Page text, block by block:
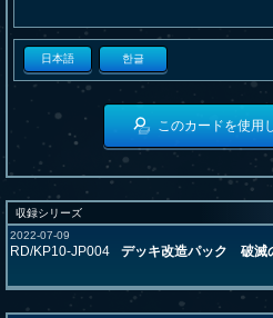
日本語 한글
このカードを使用
収録シリーズ
2022-07-09
RD/KP10-JP004 デッキ改造パック 破滅